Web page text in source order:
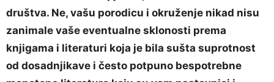
društva. Ne, vašu porodicu i okruženje nikad nisu
zanimale vaše eventualne sklonosti prema
knjigama i literaturi koja je bila sušta suprotnost
od dosadnjikave i često potpuno bespotrebne